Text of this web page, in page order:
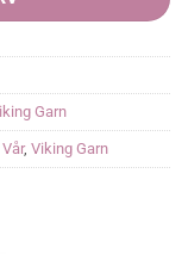
Garn
Vår, Viking Garn